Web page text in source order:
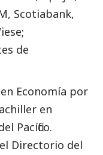
Scotiabank,
de
Economía por
en
Pacífico.
Directorio del